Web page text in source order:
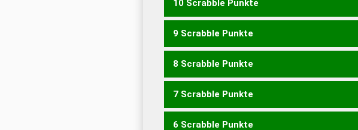
ECKEN NECKE
10 Scrabble Punkte
ECKE
9 Scrabble Punkte
KETTEN KNETET
8 Scrabble Punkte
KETTE KNETE
7 Scrabble Punkte
CENT KETT KNET
6 Scrabble Punkte